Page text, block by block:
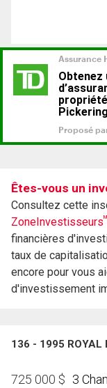
Êtes-vous un
Consultez cette
ZoneInvestisseurs
financières
taux de
encore pour vous
d'investissement
136 - 1995 ROYAL
725 000 $ 3